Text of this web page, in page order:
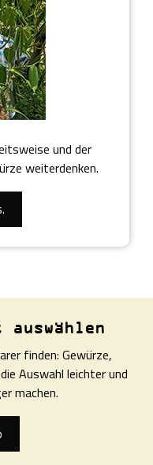
und der
weiterdenken.
auswählen
finden: Gewürze,
Auswahl leichter und
machen.